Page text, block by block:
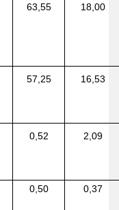
63,55 18,00
57,25 16,53
0,52 2,09
0,50 0,37